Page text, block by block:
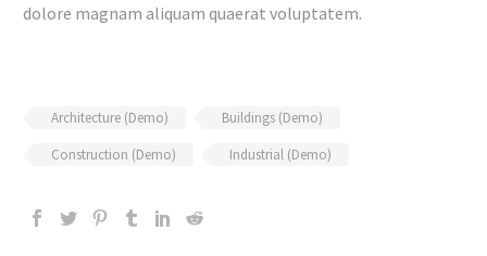
dolore magnam aliquam quaerat voluptatem.
Architecture (Demo)
Buildings (Demo)
Construction (Demo)
Industrial (Demo)